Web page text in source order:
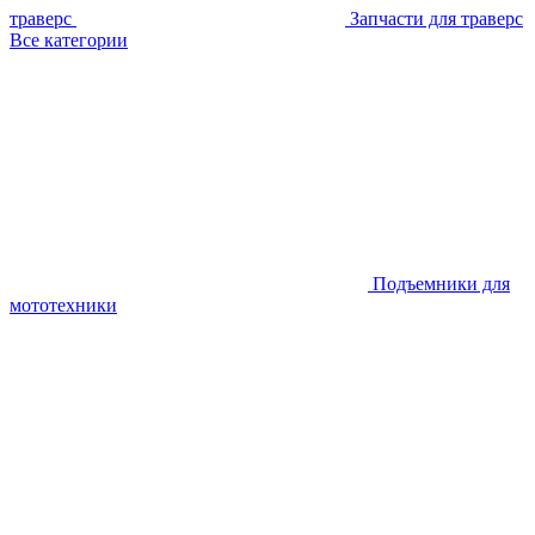
траверс
Запчасти для траверс
Все категории
Подъемники для
мототехники